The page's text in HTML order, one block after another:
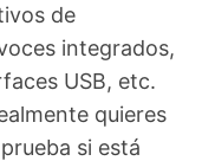
de
integrados,
USB, etc.
quieres
si está